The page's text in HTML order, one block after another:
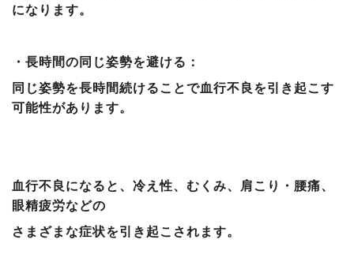
になります。
・長時間の同じ姿勢を避ける：
同じ姿勢を長時間続けることで血行不良を引き起こす
可能性があります。
血行不良になると、冷え性、むくみ、肩こり・腰痛、
眼精疲労などの
さまざまな症状を引き起こされます。